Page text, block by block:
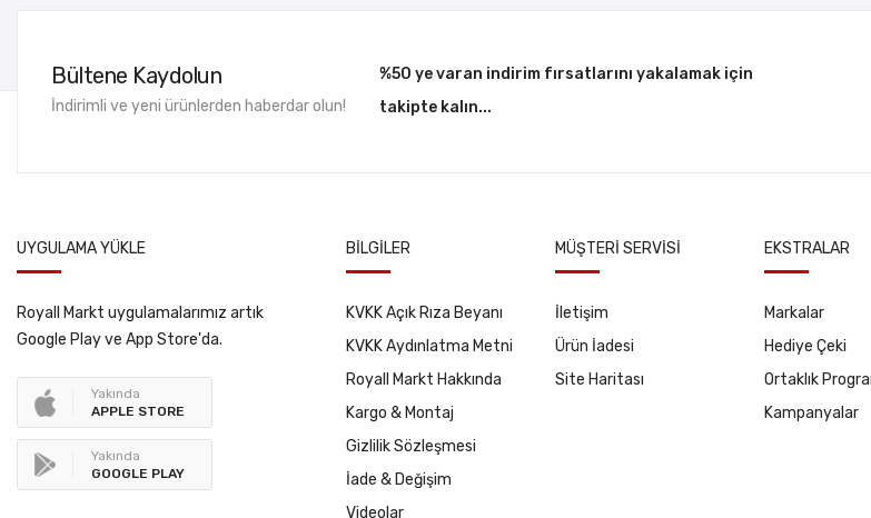
Bültene Kaydolun
İndirimli ve yeni ürünlerden haberdar olun!
%50 ye varan indirim fırsatlarını yakalamak için
takipte kalın...
UYGULAMA YÜKLE
Royall Markt uygulamalarımız artık
Google Play ve App Store'da.
Yakında
APPLE STORE
Yakında
GOOGLE PLAY
BILGILER
KVKK Açık Rıza Beyanı
KVKK Aydınlatma Metni
Royall Markt Hakkında
Kargo & Montaj
Gizlilik Sözleşmesi
İade & Değişim
Videolar
MÜŞTERI SERVISI
İletişim
Ürün İadesi
Site Haritası
EKSTRALAR
Markalar
Hediye Çeki
Ortaklık
Kampanyalar